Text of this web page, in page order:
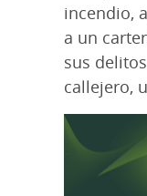
incendio,
a un
sus
callejero,